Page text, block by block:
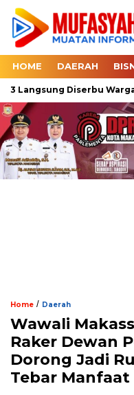
HOME DAERAH
Langsung Diserbu Warga!
Home / Daerah
Wawali
Raker Dewan
Dorong Jadi
Tebar Manfaat